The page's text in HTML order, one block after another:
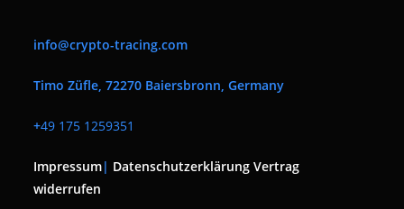
info@crypto-tracing.com
Timo Züfle, 72270 Baiersbronn, Germany
+49 175 1259351
Impressum| Datenschutzerklärung Vertrag
widerrufen